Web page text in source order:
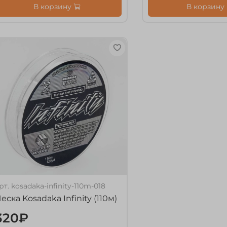
В корзину В корзину
kosadaka-infinity-110m-018
Kosadaka Infinity (110м)